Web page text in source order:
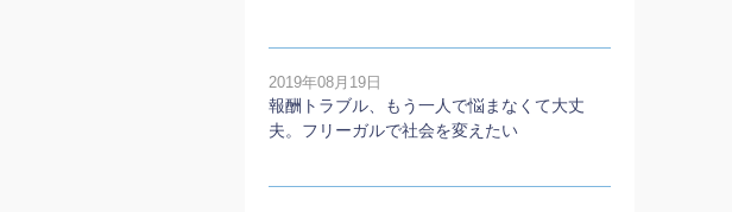
2019年08月19日
報酬トラブル、もう一人で悩まなくて大丈
夫。フリーガルで社会を変えたい